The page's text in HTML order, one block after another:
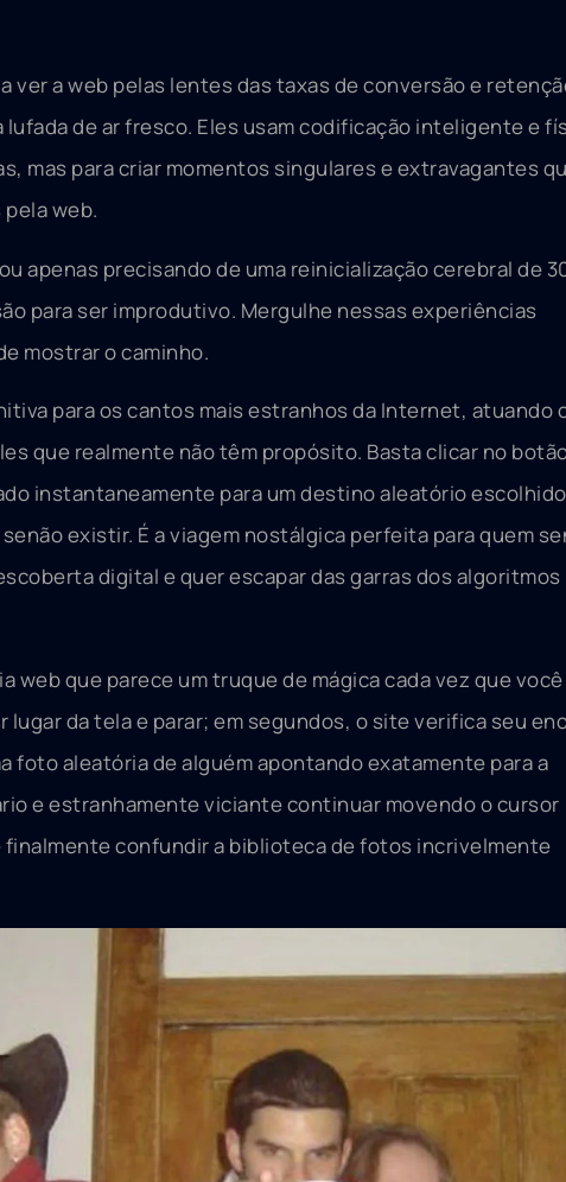
ver a web pelas lentes das taxas de conversão e
de ar fresco. Eles usam codificação inteligente e
mas para criar momentos singulares e extravagantes
web.
apenas precisando de uma reinicialização cerebral de
para ser improdutivo. Mergulhe nessas experiências
mostrar o caminho.
para os cantos mais estranhos da Internet, atuando
que realmente não têm propósito. Basta clicar no
instantaneamente para um destino aleatório
existir. É a viagem nostálgica perfeita para quem
digital e quer escapar das garras dos algoritmos
web que parece um truque de mágica cada vez que você
lugar da tela e parar; em segundos, o site verifica seu
foto aleatória de alguém apontando exatamente para a
e estranhamente viciante continuar movendo o cursor
finalmente confundir a biblioteca de fotos incrivelmente